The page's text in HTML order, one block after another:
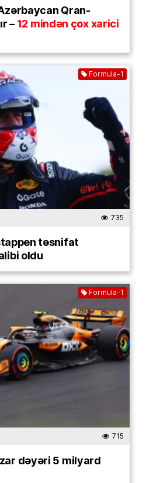
Qran-
–12 mindən çox xarici
Formula-1
735
təsnifat
oldu
Formula-1
715
dəyəri 5 milyard